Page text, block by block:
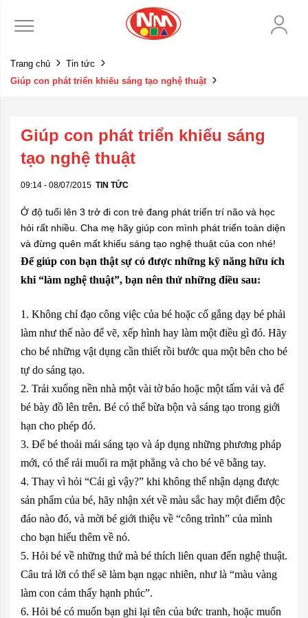
Trang chủ
Tin tức
Giúp con phát triển khiếu sáng tạo nghệ thuật
Giúp con phát triển khiếu sáng
tạo nghệ thuật
09:14 - 08/07/2015 TIN TỨC
Ở độ tuổi lên 3 trở đi con trẻ đang phát triển trí não và học
hỏi rất nhiều. Cha mẹ hãy giúp con mình phát triển toàn diện
và đừng quên mất khiếu sáng tạo nghệ thuật của con nhé!
Để giúp con bạn thật sự có được những kỹ năng hữu ích
khi “làm nghệ thuật”, bạn nên thử những điều sau:
1. Không chỉ đạo công việc của bé hoặc cố gắng dạy bé phải
làm như thế nào để vẽ, xếp hình hay làm một điều gì đó. Hãy
cho bé những vật dụng cần thiết rồi bước qua một bên cho bé
tự do sáng tạo.
2. Trải xuống nền nhà một vài tờ báo hoặc một tấm vải và để
bé bày đồ lên trên. Bé có thể bừa bộn và sáng tạo trong giới
hạn cho phép đó.
3. Để bé thoải mái sáng tạo và áp dụng những phương pháp
mới, có thể rải muối ra mặt phẳng và cho bé vẽ bằng tay.
4. Thay vì hỏi “Cái gì vậy?” khi không thể nhận dạng được
sản phẩm của bé, hãy nhận xét về màu sắc hay một điểm độc
đáo nào đó, và mời bé giới thiệu về “công trình” của mình
cho bạn hiểu thêm về nó.
5. Hỏi bé về những thứ mà bé thích liên quan đến nghệ thuật.
Câu trả lời có thể sẽ làm bạn ngạc nhiên, như là “màu vàng
làm con cảm thấy hạnh phúc”.
6. Hỏi bé có muốn bạn ghi lại tên của bức tranh, hoặc muốn